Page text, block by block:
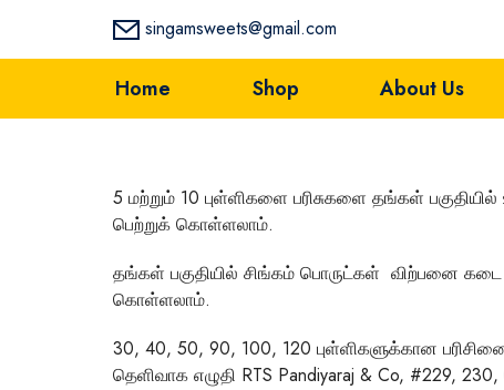
singamsweets@gmail.com
Home Shop About Us
5 மற்றும் 10 புள்ளிகளை பரிசுகளை தங்கள்
பெற்றுக் கொள்ளலாம்.
தங்கள் பகுதியில் சிங்கம் பொருட்கள் விற்பனை
கொள்ளலாம்.
30, 40, 50, 90, 100, 120 புள்ளிகளுக்கான
தெளிவாக எழுதி RTS Pandiyaraj & Co, #229,